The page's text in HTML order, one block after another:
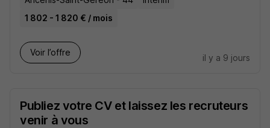
1 802 - 1 820 € / mois
Voir l’offre
il y a 9 jours
Publiez votre CV et laissez les recruteurs
venir à vous